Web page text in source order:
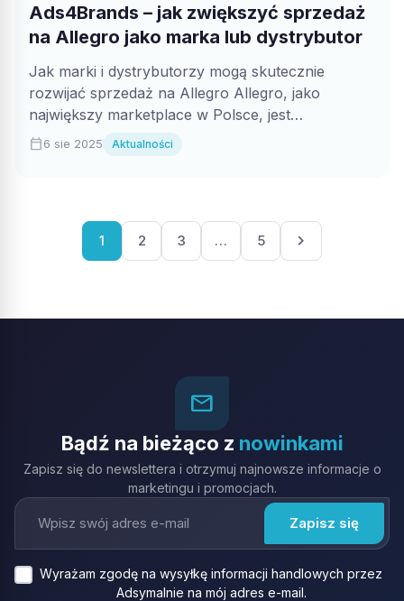
Ads4Brands – jak zwiększyć sprzedaż
na Allegro jako marka lub dystrybutor
Jak marki i dystrybutorzy mogą skutecznie
rozwijać sprzedaż na Allegro Allegro, jako
największy marketplace w Polsce, jest
codziennym miejscem zakupów...
calendar_today6 sie 2025 Aktualności
Stronicowanie
wpisów
1 2 3 … 5 chevron_right
mail_outline
Bądź na bieżąco z nowinkami
Zapisz się do newslettera i otrzymuj najnowsze informacje o
marketingu i promocjach.
Wyrażam zgodę na wysyłkę informacji handlowych przez
Adsymalnie na mój adres e-mail.